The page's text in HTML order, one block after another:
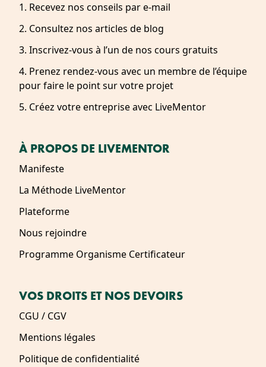
1. Recevez nos conseils par e-mail
2. Consultez nos articles de blog
3. Inscrivez-vous à l’un de nos cours gratuits
4. Prenez rendez-vous avec un membre de l’équipe
pour faire le point sur votre projet
5. Créez votre entreprise avec LiveMentor
À PROPOS DE LIVEMENTOR
Manifeste
La Méthode LiveMentor
Plateforme
Nous rejoindre
Programme Organisme Certificateur
VOS DROITS ET NOS DEVOIRS
CGU / CGV
Mentions légales
Politique de confidentialité